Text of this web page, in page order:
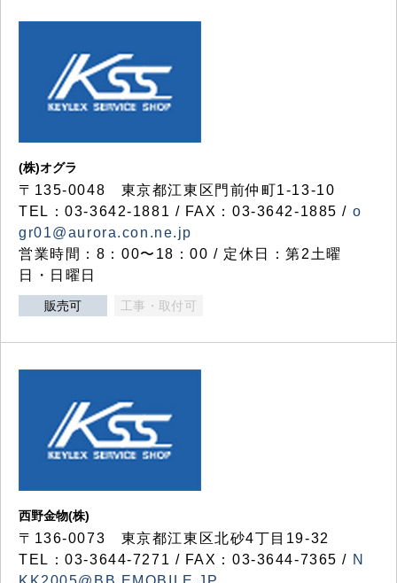
(株)オグラ
〒135-0048 東京都江東区門前仲町1-13-10
TEL：03-3642-1881 / FAX：03-3642-1885 / o
gr01@aurora.con.ne.jp
営業時間：8：00〜18：00 / 定休日：第2土曜
日・日曜日
販売可 工事・取付可
西野金物(株)
〒136-0073 東京都江東区北砂4丁目19-32
TEL：03‐3644‐7271 / FAX：03-3644-7365 / N